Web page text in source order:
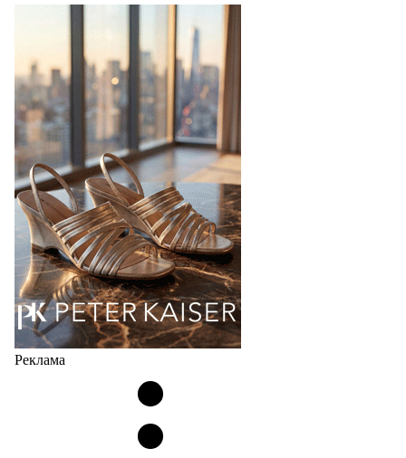
перевыпустил свой хит - кроссовки
Bubble
Популярный силуэт бренда,1999 года выпуска,
соответствует сегодняшнему тренду на
сникерины (гибридный вариант балеток и
кроссовок обтекаемой формы и с тонкой подошвой).
Но в модели Miu Miu Bubble присутствует еще и…
05.08.2026 2960
Реклама